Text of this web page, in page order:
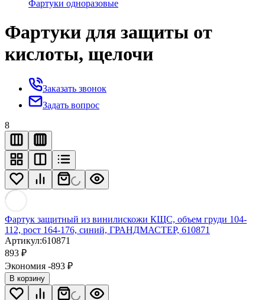
Фартуки одноразовые
Фартуки для защиты от
кислоты, щелочи
Заказать звонок
Задать вопрос
8
Фартук защитный из винилискожи КЩС, объем груди 104-
112, рост 164-176, синий, ГРАНДМАСТЕР, 610871
Артикул:610871
893 ₽
Экономия -893 ₽
В корзину